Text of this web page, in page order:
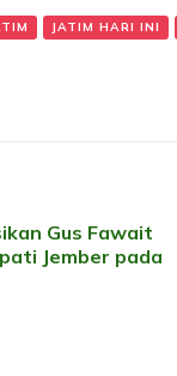
JATIM HARI INI
Gus Fawait
Jember pada